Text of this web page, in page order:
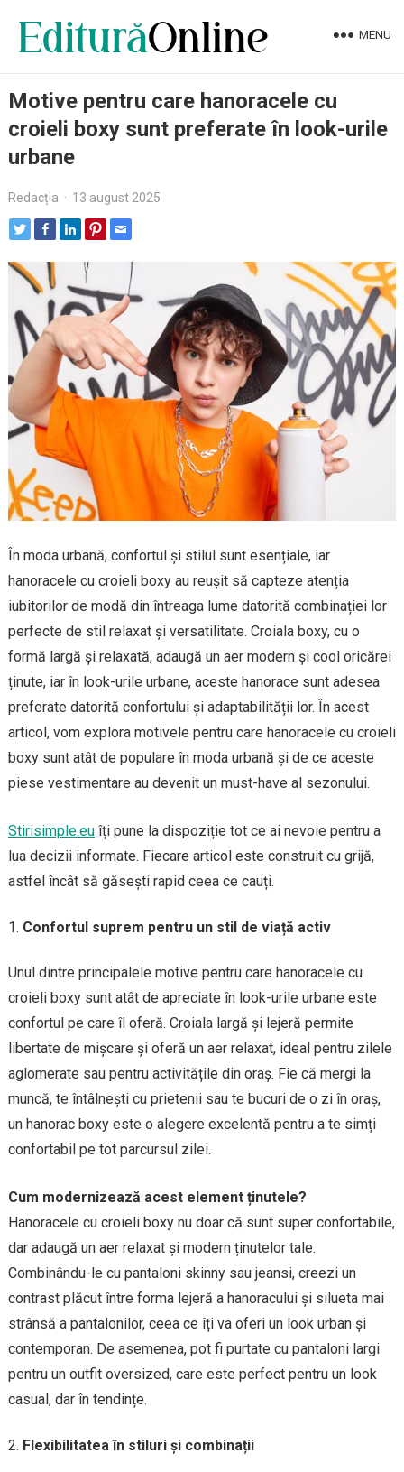
MENU
Motive pentru care hanoracele cu
croieli boxy sunt preferate în look-urile
urbane
Redacția · 13 august 2025
În moda urbană, confortul și stilul sunt esențiale, iar
hanoracele cu croieli boxy au reușit să capteze atenția
iubitorilor de modă din întreaga lume datorită combinației lor
perfecte de stil relaxat și versatilitate. Croiala boxy, cu o
formă largă și relaxată, adaugă un aer modern și cool oricărei
ținute, iar în look-urile urbane, aceste hanorace sunt adesea
preferate datorită confortului și adaptabilității lor. În acest
articol, vom explora motivele pentru care hanoracele cu croieli
boxy sunt atât de populare în moda urbană și de ce aceste
piese vestimentare au devenit un must-have al sezonului.
Stirisimple.euîți pune la dispoziție tot ce ai nevoie pentru a
lua decizii informate. Fiecare articol este construit cu grijă,
astfel încât să găsești rapid ceea ce cauți.
Confortul suprem pentru un stil de viață activ
Unul dintre principalele motive pentru care hanoracele cu
croieli boxy sunt atât de apreciate în look-urile urbane este
confortul pe care îl oferă. Croiala largă și lejeră permite
libertate de mișcare și oferă un aer relaxat, ideal pentru zilele
aglomerate sau pentru activitățile din oraș. Fie că mergi la
muncă, te întâlnești cu prietenii sau te bucuri de o zi în oraș,
un hanorac boxy este o alegere excelentă pentru a te simți
confortabil pe tot parcursul zilei.
Cum modernizează acest element ținutele?
Hanoracele cu croieli boxy nu doar că sunt super confortabile,
dar adaugă un aer relaxat și modern ținutelor tale.
Combinându-le cu pantaloni skinny sau jeansi, creezi un
contrast plăcut între forma lejeră a hanoracului și silueta mai
strânsă a pantalonilor, ceea ce îți va oferi un look urban și
contemporan. De asemenea, pot fi purtate cu pantaloni largi
pentru un outfit oversized, care este perfect pentru un look
casual, dar în tendințe.
Flexibilitatea în stiluri și combinații